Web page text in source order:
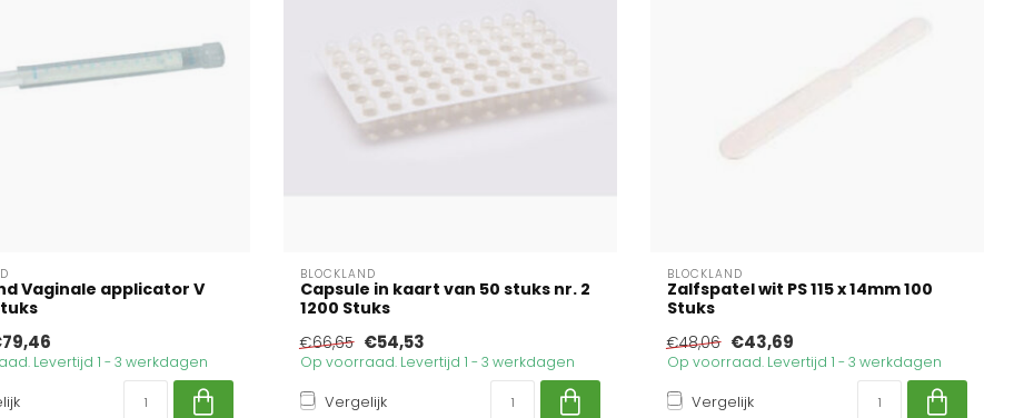
Vaginale applicator V
Levertijd 1 - 3 werkdagen
BLOCKLAND
Capsule in kaart van 50 stuks nr. 2
1200 Stuks
€66,65 €54,53
Op voorraad. Levertijd 1 - 3 werkdagen
Vergelijk
BLOCKLAND
Zalfspatel wit PS 115 x 14mm 100
Stuks
€48,06 €43,69
Op voorraad. Levertijd 1 - 3 werkdagen
Vergelijk